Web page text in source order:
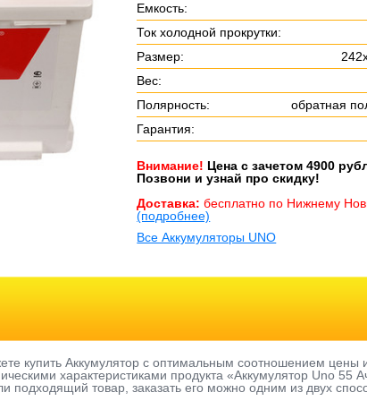
Емкость:
Ток холодной прокрутки:
Размер:
Вес:
Полярность:
обратная
Гарантия:
Внимание! Цена с зачетом 4900
Позвони и узнай про скидку!
Доставка: бесплатно по Нижнему
(подробнее)
Все Аккумуляторы UNO
купить Аккумулятор с оптимальным соотношением
характеристиками продукта «Аккумулятор Uno 55
подходящий товар, заказать его можно одним из двух